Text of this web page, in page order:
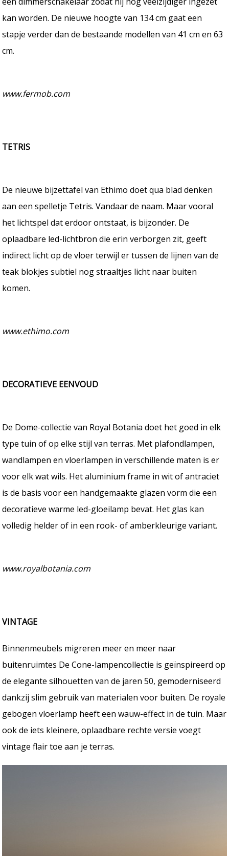
kan worden. De nieuwe hoogte van 134 cm gaat een
stapje verder dan de bestaande modellen van 41 cm en 63
cm.
www.fermob.com
TETRIS
De nieuwe bijzettafel van Ethimo doet qua blad denken
aan een spelletje Tetris. Vandaar de naam. Maar vooral
het lichtspel dat erdoor ontstaat, is bijzonder. De
oplaadbare led-lichtbron die erin verborgen zit, geeft
indirect licht op de vloer terwijl er tussen de lijnen van de
teak blokjes subtiel nog straaltjes licht naar buiten
komen.
www.ethimo.com
DECORATIEVE EENVOUD
De Dome-collectie van Royal Botania doet het goed in elk
type tuin of op elke stijl van terras. Met plafondlampen,
wandlampen en vloerlampen in verschillende maten is er
voor elk wat wils. Het aluminium frame in wit of antraciet
is de basis voor een handgemaakte glazen vorm die een
decoratieve warme led-gloeilamp bevat. Het glas kan
volledig helder of in een rook- of amberkleurige variant.
www.royalbotania.com
VINTAGE
Binnenmeubels migreren meer en meer naar
buitenruimtes De Cone-lampencollectie is geïnspireerd op
de elegante silhouetten van de jaren 50, gemoderniseerd
dankzij slim gebruik van materialen voor buiten. De royale
gebogen vloerlamp heeft een wauw-effect in de tuin. Maar
ook de iets kleinere, oplaadbare rechte versie voegt
vintage flair toe aan je terras.